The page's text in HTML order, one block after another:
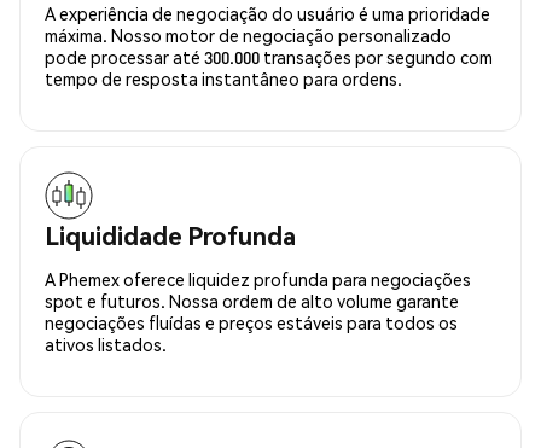
A experiência de negociação do usuário é uma prioridade
máxima. Nosso motor de negociação personalizado
pode processar até 300.000 transações por segundo com
tempo de resposta instantâneo para ordens.
Liquididade Profunda
A Phemex oferece liquidez profunda para negociações
spot e futuros. Nossa ordem de alto volume garante
negociações fluídas e preços estáveis para todos os
ativos listados.